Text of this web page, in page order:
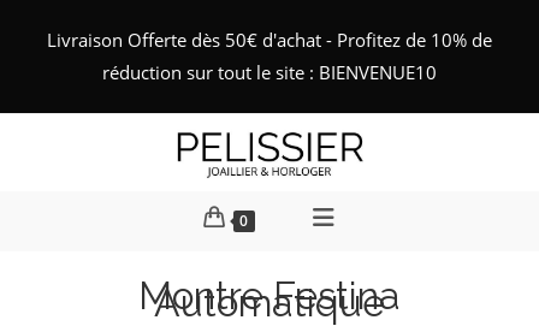
Livraison Offerte dès 50€ d'achat - Profitez de 10% de
réduction sur tout le site : BIENVENUE10
0
Montre Festina
Automatique